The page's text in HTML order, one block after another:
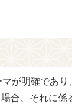
が明確であり
合、それに係